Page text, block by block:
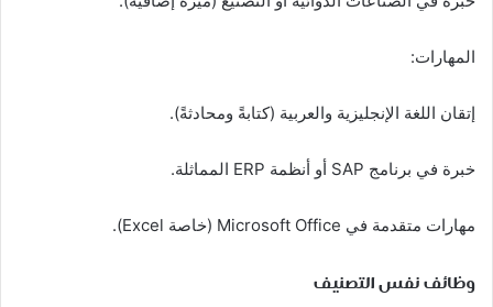
المهارات:
إتقان اللغة الإنجليزية والعربية (كتابةً ومحادثةً).
خبرة في برنامج SAP أو أنظمة ERP المماثلة.
مهارات متقدمة في Microsoft Office (خاصة Excel).
وظائف نفس التصنيف